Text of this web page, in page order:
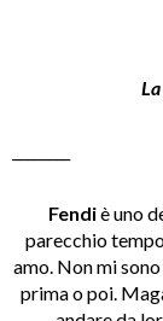
Fendiè uno
parecchio
amo. Non mi
prima o poi.